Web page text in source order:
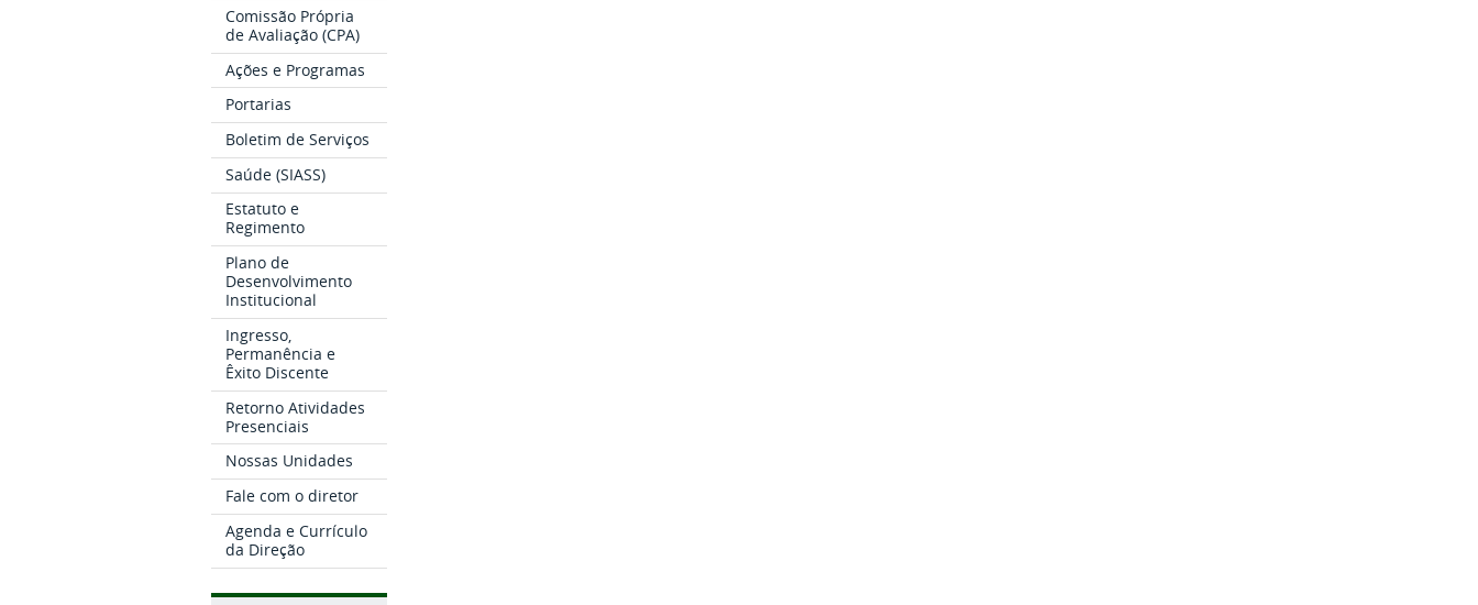
Comissão Própria
de Avaliação (CPA)
Ações e Programas
Portarias
Boletim de Serviços
Saúde (SIASS)
Estatuto e
Regimento
Plano de
Desenvolvimento
Institucional
Ingresso,
Permanência e
Êxito Discente
Retorno Atividades
Presenciais
Nossas Unidades
Fale com o diretor
Agenda e Currículo
da Direção